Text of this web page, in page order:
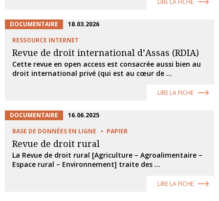
LIRE LA FICHE
DOCUMENTAIRE
18.03.2026
RESSOURCE INTERNET
Revue de droit international d’Assas (RDIA)
Cette revue en open access est consacrée aussi bien au
droit international privé (qui est au cœur de ...
LIRE LA FICHE
DOCUMENTAIRE
16.06.2025
BASE DE DONNÉES EN LIGNE
PAPIER
Revue de droit rural
La Revue de droit rural [Agriculture – Agroalimentaire –
Espace rural – Environnement] traite des ...
LIRE LA FICHE